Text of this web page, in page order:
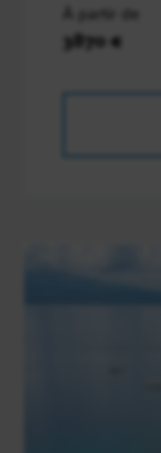
À partir de
3870 €